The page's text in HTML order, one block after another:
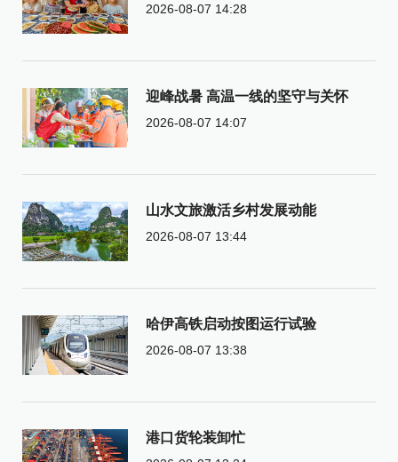
2026-08-07 14:28
迎峰战暑 高温一线的坚守与关怀
2026-08-07 14:07
山水文旅激活乡村发展动能
2026-08-07 13:44
哈伊高铁启动按图运行试验
2026-08-07 13:38
港口货轮装卸忙